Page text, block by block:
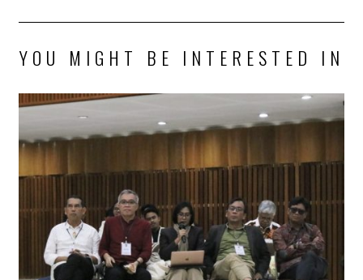
YOU MIGHT BE INTERESTED IN